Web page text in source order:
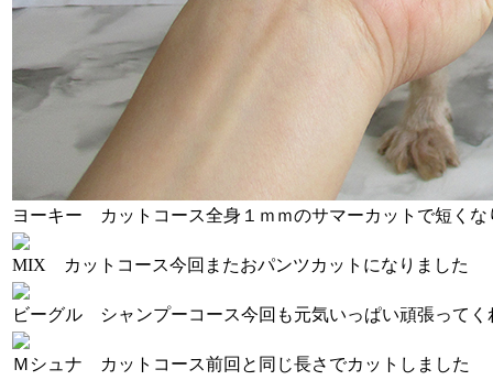
ヨーキー カットコース全身１ｍｍのサマーカットで短くな
MIX カットコース今回またおパンツカットになりました
ビーグル シャンプーコース今回も元気いっぱい頑張ってく
Ｍシュナ カットコース前回と同じ長さでカットしました